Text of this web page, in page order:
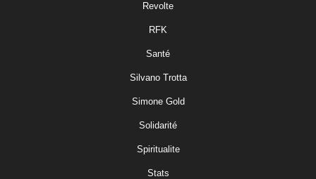
Revolte
RFK
Santé
Silvano Trotta
Simone Gold
Solidarité
Spiritualite
Stats